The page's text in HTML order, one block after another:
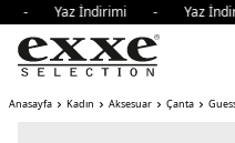
- Yaz İndirimi -
Anasayfa Kadın Aksesuar Çanta